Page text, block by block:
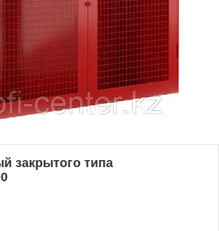
закрытого типа